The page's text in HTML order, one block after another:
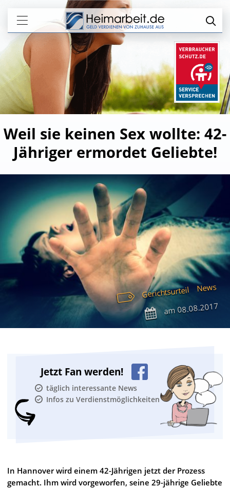
Weil sie keinen Sex wollte: 42-
Jähriger ermordet Geliebte!
Gerichtsurteil News
am08.08.2017
Jetzt Fan werden!
täglich interessante News
Infos zu Verdienstmöglichkeiten
In Hannover wird einem 42-Jährigen jetzt der Prozess
gemacht. Ihm wird vorgeworfen, seine 29-jährige Geliebte